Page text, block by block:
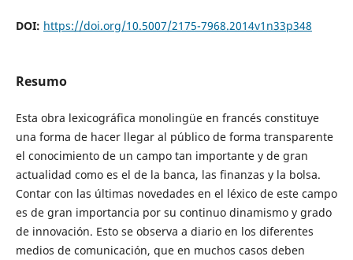
DOI: https://doi.org/10.5007/2175-7968.2014v1n33p348
Resumo
Esta obra lexicográfica monolingüe en francés constituye
una forma de hacer llegar al público de forma transparente
el conocimiento de un campo tan importante y de gran
actualidad como es el de la banca, las finanzas y la bolsa.
Contar con las últimas novedades en el léxico de este campo
es de gran importancia por su continuo dinamismo y grado
de innovación. Esto se observa a diario en los diferentes
medios de comunicación, que en muchos casos deben